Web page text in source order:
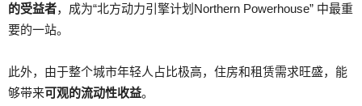
的受益者，成为“北方动力引擎计划Northern Powerhouse” 中最重
要的一站。
此外，由于整个城市年轻人占比极高，住房和租赁需求旺盛，能
够带来可观的流动性收益。